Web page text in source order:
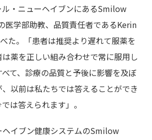
・ニューヘイブンにあるSmilow
医学部助教、品質責任者であるKerin
た。「患者は推奨より遅れて服薬を
薬を正しい組み合わせで常に服用し
て、診療の品質と予後に影響を及ぼ
以前は私たちでは答えることができ
は答えられます」。
ヘイブン健康システムのSmilow